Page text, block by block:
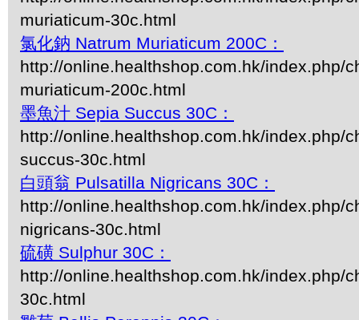
muriaticum-30c.html
氯化鈉 Natrum Muriaticum 200C：
http://online.healthshop.com.hk/index.php/
muriaticum-200c.html
墨魚汁 Sepia Succus 30C：
http://online.healthshop.com.hk/index.php/
succus-30c.html
白頭翁 Pulsatilla Nigricans 30C：
http://online.healthshop.com.hk/index.php/
nigricans-30c.html
硫磺 Sulphur 30C：
http://online.healthshop.com.hk/index.php/
30c.html